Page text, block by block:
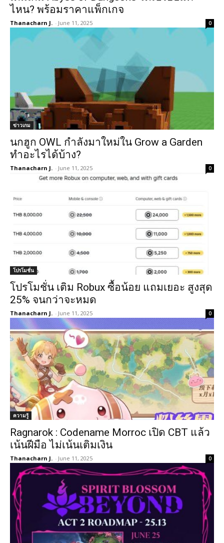
ไหน? พร้อมราคาแพ็กเกจ
Thanacharn J. - June 11, 2025 0
ข่าวเกม
นกฮูก OWL กำลังมาใหม่ใน Grow a Garden
ทำอะไรได้บ้าง?
Thanacharn J. - June 11, 2025 0
โปรโมชั่น
โปรโมชั่น เติม Robux ซื้อน้อย แถมเยอะ สูงสุด
25% จนกว่าจะหมด
Thanacharn J. - June 11, 2025 0
ความรู้
Ragnarok : Codename Morroc เปิด CBT แล้ว
เน้นฝีมือ ไม่เน้นเติมเงิน
Thanacharn J. - June 11, 2025 0